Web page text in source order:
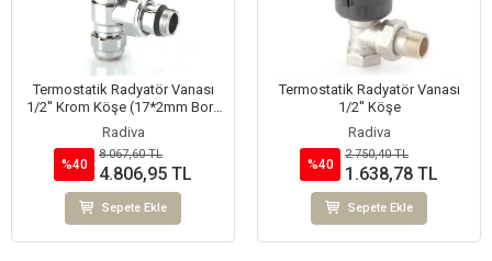
Termostatik Radyatör Vanası
1/2'' Krom Köşe (17*2mm Boru
Bağl.Rakorlu)
Radiva
%40
8.067,60 TL
4.806,95 TL
Sepete Ekle
Termostatik Radyatör Vanası
1/2'' Köşe
Radiva
%40
2.750,40 TL
1.638,78 TL
Sepete Ekle